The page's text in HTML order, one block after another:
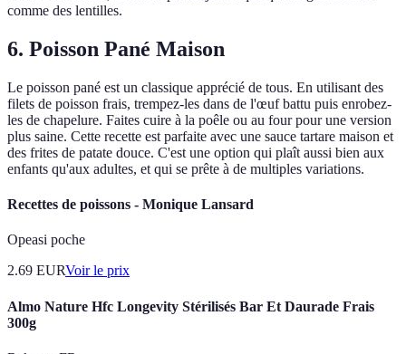
comme des lentilles.
6. Poisson Pané Maison
Le poisson pané est un classique apprécié de tous. En utilisant des
filets de poisson frais, trempez-les dans de l'œuf battu puis enrobez-
les de chapelure. Faites cuire à la poêle ou au four pour une version
plus saine. Cette recette est parfaite avec une sauce tartare maison et
des frites de patate douce. C'est une option qui plaît aussi bien aux
enfants qu'aux adultes, et qui se prête à de multiples variations.
Recettes de poissons - Monique Lansard
Opeasi poche
2.69 EURVoir le prix
Almo Nature Hfc Longevity Stérilisés Bar Et Daurade Frais
300g